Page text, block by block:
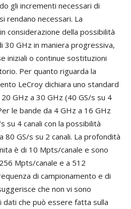
gli incrementi necessari di
rendano necessari. La
considerazione della possibilità
30 GHz in maniera progressiva,
iniziali o continue sostituzioni
Per quanto riguarda la
LeCroy dichiara uno standard
GHz a 30 GHz (40 GS/s su 4
le bande da 4 GHz a 16 GHz
su 4 canali con la possibilità
80 GS/s su 2 canali. La profondità
è di 10 Mpts/canale e sono
Mpts/canale e a 512
di campionamento e di
che non vi sono
dati che può essere fatta sulla